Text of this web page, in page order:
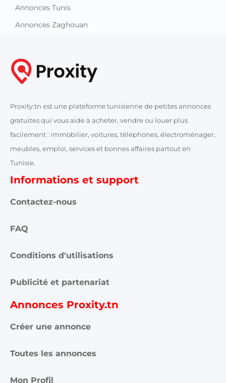
Proxity.tn est une plateforme tunisienne de petites annonces
gratuites qui vous aide à acheter, vendre ou louer plus
facilement : immobilier, voitures, téléphones, électroménager,
Informations et support
Contactez-nous
FAQ
Conditions d'utilisations
Publicité et partenariat
Annonces Proxity.tn
Créer une annonce
Toutes les annonces
Mon Profil
Mes annonces